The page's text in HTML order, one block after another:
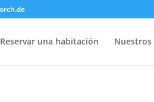
Reservar una habitación